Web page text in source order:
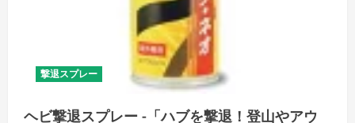
ご
覧
さ
撃退スプレー
ヘビ撃退スプレー -「ハブを撃退！登山やアウ